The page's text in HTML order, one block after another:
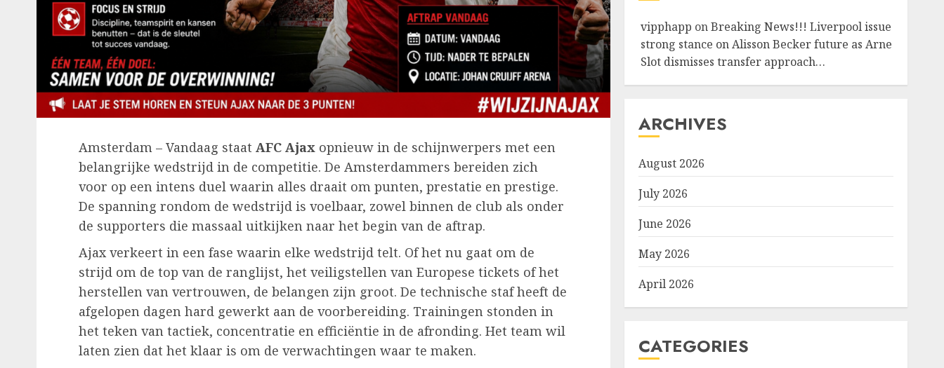
Amsterdam – Vandaag staat AFC Ajax opnieuw in de schijnwerpers met een
belangrijke wedstrijd in de competitie. De Amsterdammers bereiden zich
voor op een intens duel waarin alles draait om punten, prestatie en prestige.
De spanning rondom de wedstrijd is voelbaar, zowel binnen de club als onder
de supporters die massaal uitkijken naar het begin van de aftrap.
Ajax verkeert in een fase waarin elke wedstrijd telt. Of het nu gaat om de
strijd om de top van de ranglijst, het veiligstellen van Europese tickets of het
herstellen van vertrouwen, de belangen zijn groot. De technische staf heeft de
afgelopen dagen hard gewerkt aan de voorbereiding. Trainingen stonden in
het teken van tactiek, concentratie en efficiëntie in de afronding. Het team wil
laten zien dat het klaar is om de verwachtingen waar te maken.
vipphapp onBreaking News!!! Liverpool issue
strong stance on Alisson Becker future as Arne
Slot dismisses transfer approach…
ARCHIVES
August 2026
July 2026
June 2026
May 2026
April 2026
CATEGORIES